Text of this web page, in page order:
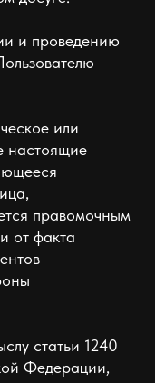
и проведению
или
настоящие
правомочным
от факта
статьи 1240
Федерации,